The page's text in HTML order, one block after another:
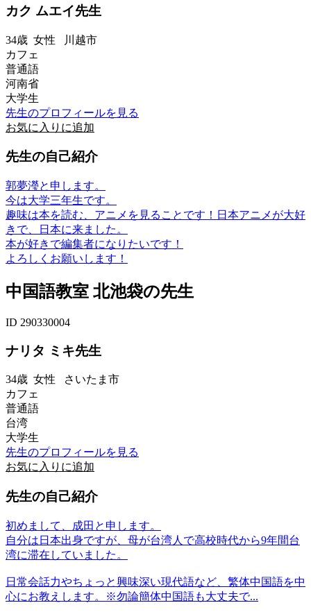
カク ムエイ先生
34歳 女性 川越市
カフェ
普通語
河南省
大学生
先生のプロフィールを見る
お気に入りに追加
先生の自己紹介
郭夢瀅と申します。
今は大学三年生です。
趣味は本を読む、アニメを見ることです！日本アニメが大好
きで、日本に来ました。
本が好きで編集者になりたいです！
よろしくお願いします！
中国語教室 北池袋の先生
ID 290330004
ナリタ ミキ先生
34歳 女性 さいたま市
カフェ
普通語
台湾
大学生
先生のプロフィールを見る
お気に入りに追加
先生の自己紹介
初めまして、成田と申します。
自分は日本出身ですが、母が台湾人で高校時代から9年間台
湾に滞在していました。
日常会話力やちょっと興味深い現代語など、繁体中国語を中
心にお教えします。※勿論簡体中国語も大丈夫で...